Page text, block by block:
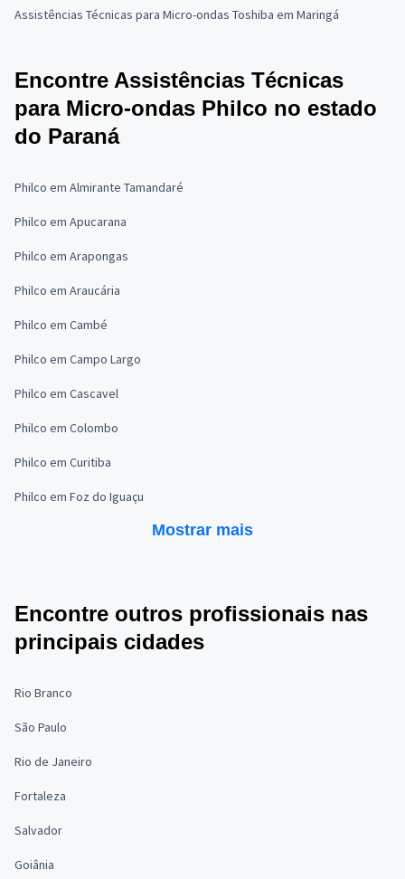
Assistências Técnicas para Micro-ondas Toshiba em Maringá
Encontre Assistências Técnicas
para Micro-ondas Philco no estado
do Paraná
Philco em Almirante Tamandaré
Philco em Apucarana
Philco em Arapongas
Philco em Araucária
Philco em Cambé
Philco em Campo Largo
Philco em Cascavel
Philco em Colombo
Philco em Curitiba
Philco em Foz do Iguaçu
Mostrar mais
Encontre outros profissionais nas
principais cidades
Rio Branco
São Paulo
Rio de Janeiro
Fortaleza
Salvador
Goiânia